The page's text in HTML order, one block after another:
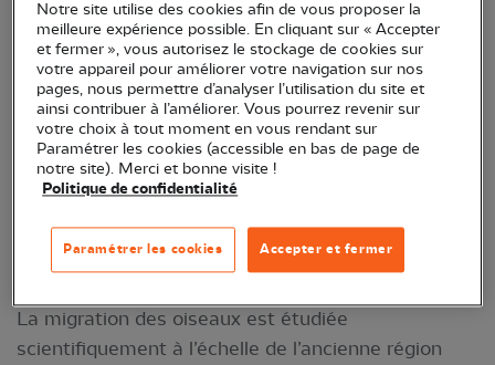
Roux
La France est aux premières loges pour observer
l’un des plus beaux et des plus mystérieux
phénomènes naturels : la migration des oiseaux.
Rendez-vous les 1er et 2 octobre prochain pour
découvrir les oiseaux migrateurs en Gironde et dans
es Pyrénées-Atlantiques !
5 sites étudiés scientifiquement en Aquitaine
La migration des oiseaux est étudiée
scientifiquement à l’échelle de l’ancienne région
Notre site utilise des cookies afin de vous proposer la
meilleure expérience possible. En cliquant sur « Accepter
et fermer », vous autorisez le stockage de cookies sur
votre appareil pour améliorer votre navigation sur nos
pages, nous permettre d’analyser l’utilisation du site et
ainsi contribuer à l’améliorer. Vous pourrez revenir sur
votre choix à tout moment en vous rendant sur
Paramétrer les cookies (accessible en bas de page de
notre site). Merci et bonne visite !
Politique de confidentialité
Accepter et fermer
Paramétrer les cookies